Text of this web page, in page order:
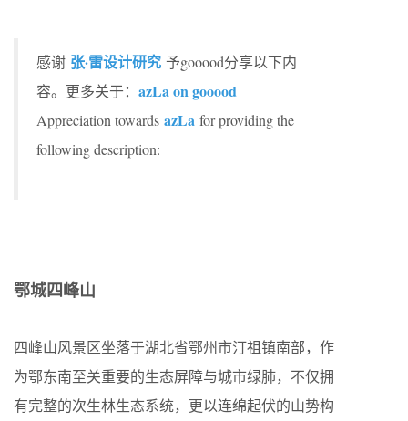
感谢 张·雷设计研究 予gooood分享以下内
容。更多关于： azLa on gooood
Appreciation towards azLa for providing the
following description:
鄂城四峰山
四峰山风景区坐落于湖北省鄂州市汀祖镇南部，作
为鄂东南至关重要的生态屏障与城市绿肺，不仅拥
有完整的次生林生态系统，更以连绵起伏的山势构